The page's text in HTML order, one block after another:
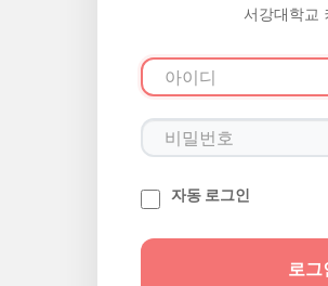
서강대학교
자동 로그인